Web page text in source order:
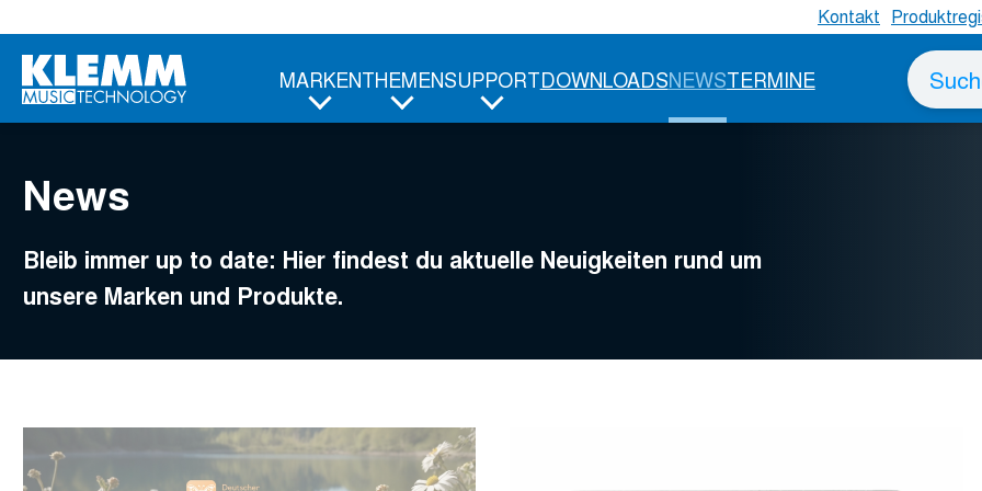
Hauptinhalt
Kontakt
MARKENTHEMENSUPPORTDOWNLOADSNEWSTERMINE
Suche
nach
News
Bleib immer up to date: Hier findest du aktuelle Neuigkeiten rund um
unsere Marken und Produkte.